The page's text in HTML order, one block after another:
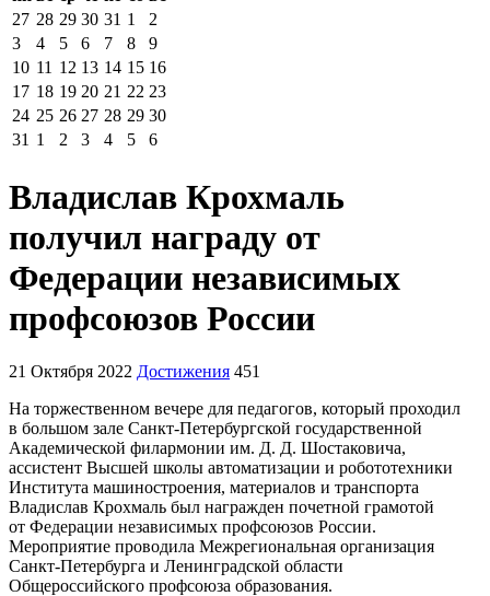
27 28 29 30 31 1
2
3
4 5 6 7 8
9
10 11 12 13 14 15 16
17 18 19 20 21 22 23
24 25 26 27 28 29 30
31 1 2 3 4 5 6
Владислав Крохмаль
получил награду от
Федерации независимых
профсоюзов России
21 Октября 2022 Достижения 451
На торжественном вечере для педагогов, который проходил
в большом зале Санкт-Петербургской государственной
Академической филармонии им. Д. Д. Шостаковича,
ассистент Высшей школы автоматизации и робототехники
Института машиностроения, материалов и транспорта
Владислав Крохмаль был награжден почетной грамотой
от Федерации независимых профсоюзов России.
Мероприятие проводила Межрегиональная организация
Санкт-Петербурга и Ленинградской области
Общероссийского профсоюза образования.